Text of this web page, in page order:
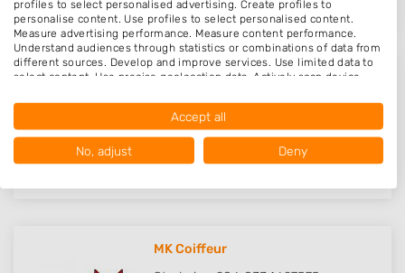
Nexxt House of Hair
Havik 41
3811EX Amersfoort
MK Coiffeur
profiles to select personalised advertising. Create profiles to
personalise content. Use profiles to select personalised content.
Measure advertising performance. Measure content performance.
Understand audiences through statistics or combinations of data from
different sources. Develop and improve services. Use limited data to
select content. Use precise geolocation data. Actively scan device
Data may be shared outside of the European Union and send to the
Your consent and the cookie policy applies solely to this website/app.
View Partner List (1016 IAB Vendors)
We use your data for the following purposes:
Accept all
No, adjust Deny